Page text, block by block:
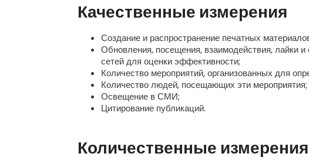
Качественные измерения
Создание и распространение печатных
Обновления, посещения, взаимодействия, лайки
сетей для оценки эффективности;
Количество мероприятий, организованных для
Количество людей, посещающих эти мероприятия;
Освещение в СМИ;
Цитирование публикаций.
Количественные измерения